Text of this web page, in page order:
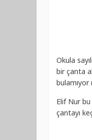
Okula
bir çanta
Elif Nur bu
çantayı